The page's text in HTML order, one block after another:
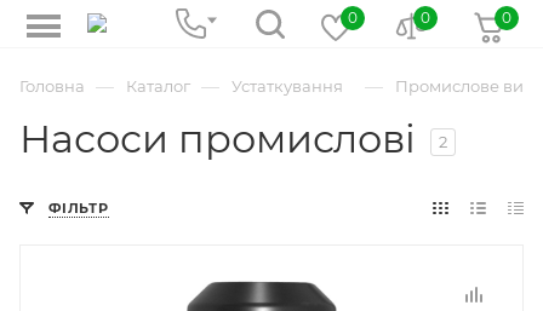
0
0 0
Головна — Каталог — Устаткування — Промислове
Насоси промислові 2
ФІЛЬТР